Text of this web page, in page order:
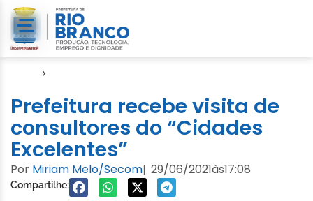
›
Prefeitura recebe visita de
consultores do “Cidades
Excelentes”
Por Miriam Melo/Secom| 29/06/2021às17:08
Compartilhe: